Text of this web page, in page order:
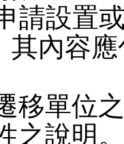
請設置
其內容
移單位
之說明。